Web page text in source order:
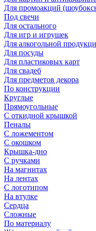
Для промоакций
Под свечи
Для остального
Для игр и игрушек
Для алкогольной
Для посуды
Для пластиковых карт
Для свадеб
Для предметов декора
По конструкции
Круглые
Прямоугольные
С откидной крышкой
Пеналы
С ложементом
С окошком
Крышка-дно
С ручками
На магнитах
На лентах
С логотипом
На втулке
Сердца
Сложные
По материалу